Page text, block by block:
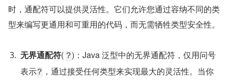
时，通配符可以提供灵活性。它们允许您通过容纳不同的类
型来编写更通用和可重用的代码，而无需牺牲类型安全性。
无界通配符( ?)：Java 泛型中的无界通配符，仅用问号
表示? ，通过接受任何类型来实现最大的灵活性。当你